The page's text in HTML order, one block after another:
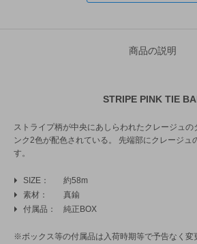
商品の説明
STRIPE PINK TIE
ストライプ柄が中央にあしらわれたクレージュ
ンク2色が配色されている。 先端部にクレージュ
す。
SIZE
約58m
素材
真鍮
付属品
純正BOX
※ボックス等の付属品は入荷時期等で予告なく変